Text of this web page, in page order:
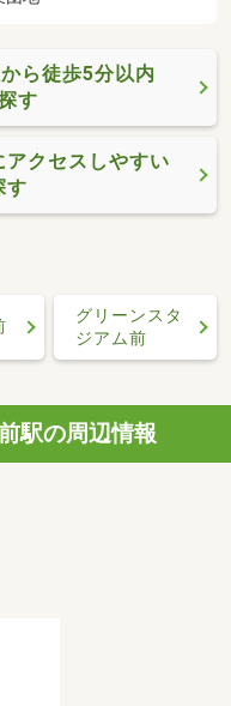
ら徒歩5分以内
す
クセスしやすい
す
グリーンスタ
ジアム前
駅の周辺情報